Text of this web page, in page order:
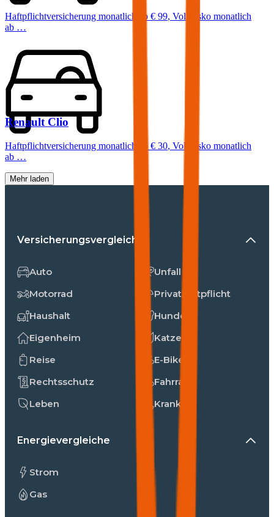
Haftpflichtversicherung monatlich ab € 99, Vollkasko monatlich
ab …
Renault Clio
Haftpflichtversicherung monatlich ab € 30, Vollkasko monatlich
ab …
Mehr laden
Versicherungsvergleiche
Auto
Motorrad
Haushalt
Eigenheim
Reise
Rechtsschutz
Leben
Unfall
Privathaftpflicht
Hunde
Katzen
E-Bike
Fahrrad
Kranken
Energievergleiche
Strom
Gas